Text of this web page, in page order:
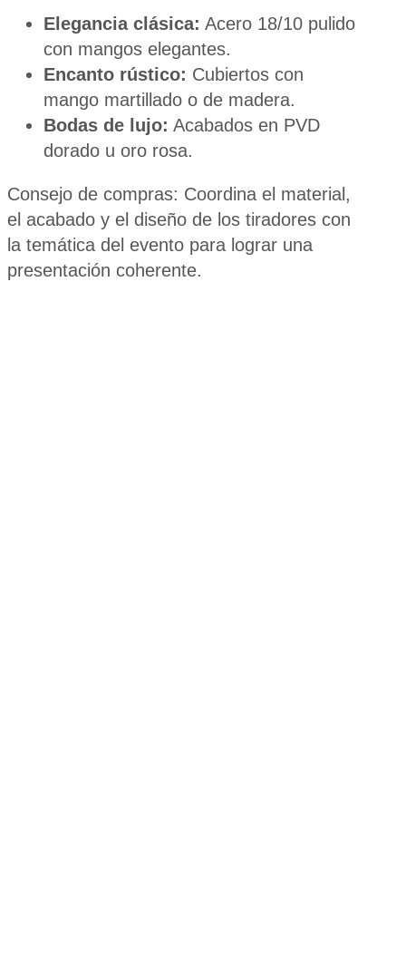
Elegancia clásica: Acero 18/10 pulido
con mangos elegantes.
Encanto rústico: Cubiertos con
mango martillado o de madera.
Bodas de lujo: Acabados en PVD
dorado u oro rosa.
Consejo de compras: Coordina el material,
el acabado y el diseño de los tiradores con
la temática del evento para lograr una
presentación coherente.